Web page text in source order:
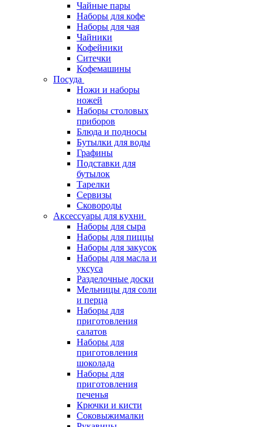
Чайные пары
Наборы для кофе
Наборы для чая
Чайники
Кофейники
Ситечки
Кофемашины
Посуда
Ножи и наборы
ножей
Наборы столовых
приборов
Блюда и подносы
Бутылки для воды
Графины
Подставки для
бутылок
Тарелки
Сервизы
Сковороды
Аксессуары для кухни
Наборы для сыра
Наборы для пиццы
Наборы для закусок
Наборы для масла и
уксуса
Разделочные доски
Мельницы для соли
и перца
Наборы для
приготовления
салатов
Наборы для
приготовления
шоколада
Наборы для
приготовления
печенья
Крючки и кисти
Соковыжималки